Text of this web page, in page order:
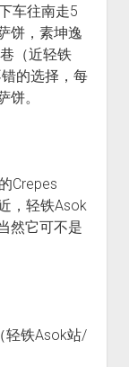
车往南走5
饼，素坤逸
（近轻铁
的选择，每
。
Crepes
，轻铁Asok
然它可不是
轻铁Asok站/